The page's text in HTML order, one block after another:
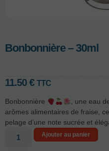
Bonbonnière – 30ml
11.50 € TTC
Bonbonnière
, une eau
arômes alimentaires de fraise,
pelage d’une note sucrée et
Ajouter au panier